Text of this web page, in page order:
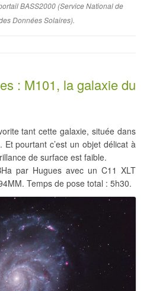
BASS2000 (Service National de
Données Solaires).
: M101, la galaxie du
tant cette galaxie, située dans
pourtant c’est un objet délicat à
de surface est faible.
par Hugues avec un C11 XLT
Temps de pose total : 5h30.